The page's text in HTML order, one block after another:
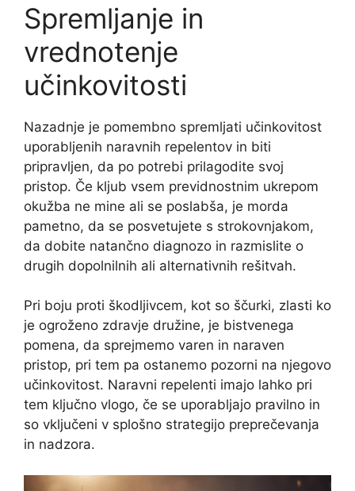
Spremljanje in
vrednotenje
učinkovitosti
Nazadnje je pomembno spremljati učinkovitost
uporabljenih naravnih repelentov in biti
pripravljen, da po potrebi prilagodite svoj
pristop. Če kljub vsem previdnostnim ukrepom
okužba ne mine ali se poslabša, je morda
pametno, da se posvetujete s strokovnjakom,
da dobite natančno diagnozo in razmislite o
drugih dopolnilnih ali alternativnih rešitvah.
Pri boju proti škodljivcem, kot so ščurki, zlasti ko
je ogroženo zdravje družine, je bistvenega
pomena, da sprejmemo varen in naraven
pristop, pri tem pa ostanemo pozorni na njegovo
učinkovitost. Naravni repelenti imajo lahko pri
tem ključno vlogo, če se uporabljajo pravilno in
so vključeni v splošno strategijo preprečevanja
in nadzora.